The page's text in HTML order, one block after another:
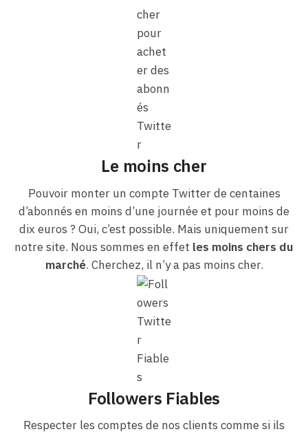
Le moins cher
Pouvoir monter un compte Twitter de centaines
d’abonnés en moins d’une journée et pour moins de
dix euros ? Oui, c’est possible. Mais uniquement sur
notre site. Nous sommes en effet les moins chers du
marché. Cherchez, il n’y a pas moins cher.
Followers Fiables
Respecter les comptes de nos clients comme si ils